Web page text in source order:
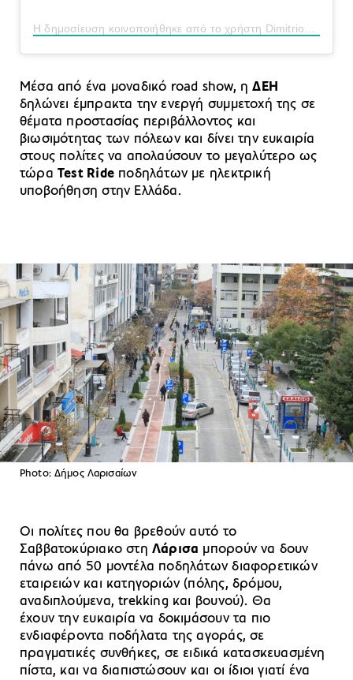
Η δημοσίευση κοινοποιήθηκε από το χρήστη Dimitrios Marmarinos (@dim_marmarinos)
Μέσα από ένα μοναδικό road show, η ΔΕΗ
δηλώνει έμπρακτα την ενεργή συμμετοχή της σε
θέματα προστασίας περιβάλλοντος και
βιωσιμότητας των πόλεων και δίνει την ευκαιρία
στους πολίτες να απολαύσουν το μεγαλύτερο ως
τώρα Test Ride ποδηλάτων με ηλεκτρική
υποβοήθηση στην Ελλάδα.
Photo: Δήμος Λαρισαίων
Οι πολίτες που θα βρεθούν αυτό το
Σαββατοκύριακο στη Λάρισα μπορούν να δουν
πάνω από 50 μοντέλα ποδηλάτων διαφορετικών
εταιρειών και κατηγοριών (πόλης, δρόμου,
αναδιπλούμενα, trekking και βουνού). Θα
έχουν την ευκαιρία να δοκιμάσουν τα πιο
ενδιαφέροντα ποδήλατα της αγοράς, σε
πραγματικές συνθήκες, σε ειδικά κατασκευασμένη
πίστα, και να διαπιστώσουν και οι ίδιοι γιατί ένα